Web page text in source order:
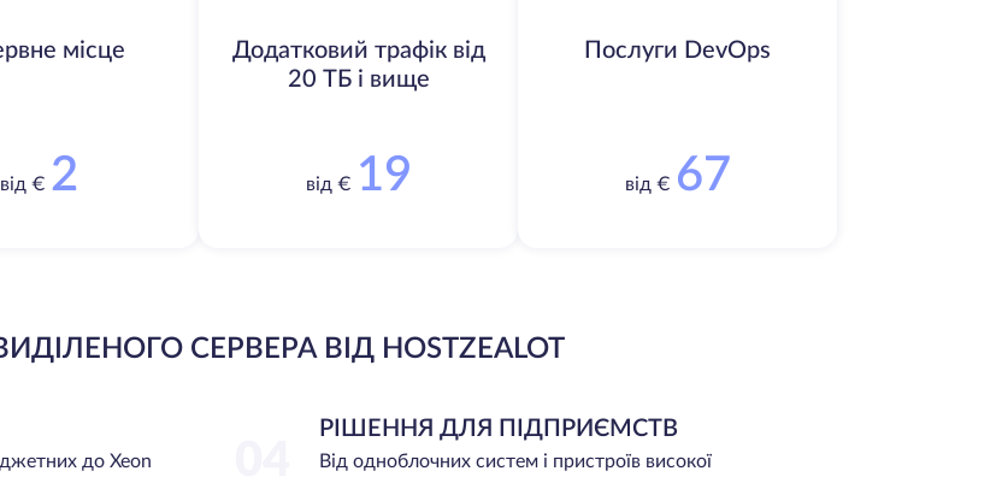
місце
від € 2
Додатковий трафік від
20 ТБ і вище
від € 19
Послуги DevOps
від € 67
СЕРВЕРА ВІД HOSTZEALOT
до Xeon
РІШЕННЯ ДЛЯ ПІДПРИЄМСТВ
Від одноблочних систем і пристроїв високої